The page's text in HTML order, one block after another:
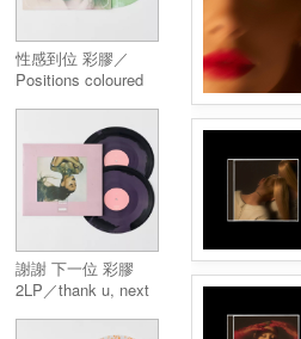
性感到位 彩膠／
Positions coloured
謝謝 下一位 彩膠
2LP／thank u, next